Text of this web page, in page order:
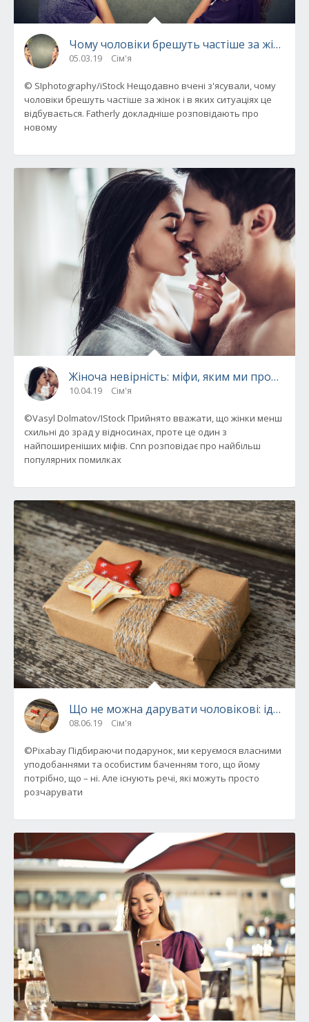
Чому чоловіки брешуть частіше за жінок –
05.03.19 Сім'я
© SIphotography/iStock Нещодавно вчені з'ясували, чому
чоловіки брешуть частіше за жінок і в яких ситуаціях це
відбувається. Fatherly докладніше розповідають про
новому
Жіноча невірність: міфи, яким ми
10.04.19 Сім'я
©Vasyl Dolmatov/IStock Прийнято вважати, що жінки менш
схильні до зрад у відносинах, проте це один з
найпоширеніших міфів. Cnn розповідає про найбільш
популярних помилках
Що не можна дарувати чоловікові: ідеї
08.06.19 Сім'я
©Pixabay Підбираючи подарунок, ми керуємося власними
уподобаннями та особистим баченням того, що йому
потрібно, що – ні. Але існують речі, які можуть просто
розчарувати